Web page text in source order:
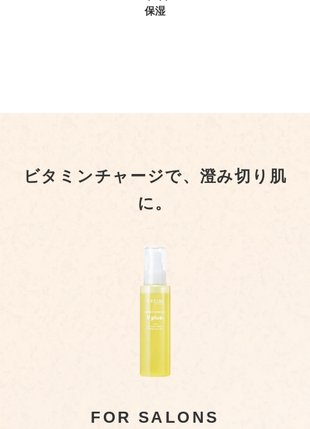
保湿
ビタミンチャージで、澄み切り肌
に。
FOR SALONS